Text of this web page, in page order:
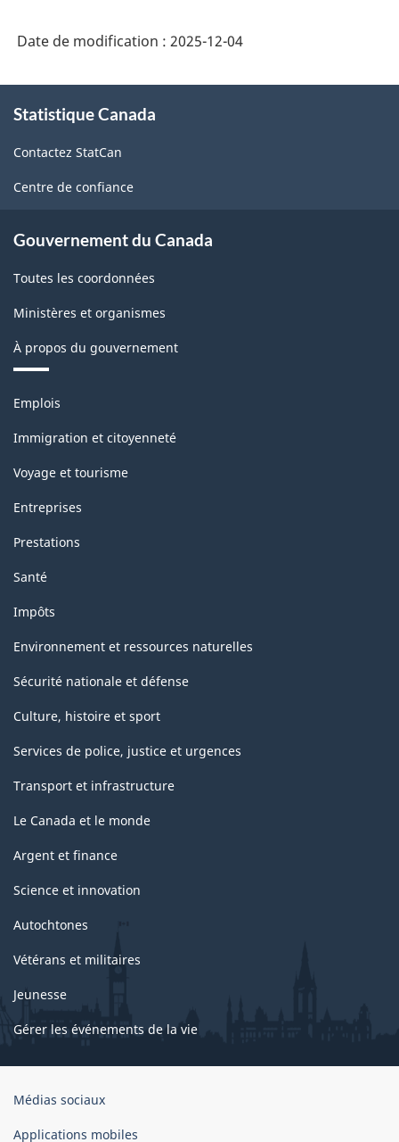
Date de modification : 2025-12-04
propos
ce
site
Statistique Canada
Contactez StatCan
Centre de confiance
Gouvernement du Canada
Toutes les coordonnées
Ministères et organismes
À propos du gouvernement
Thèmes
sujets
Emplois
Immigration et citoyenneté
Voyage et tourisme
Entreprises
Prestations
Santé
Impôts
Environnement et ressources naturelles
Sécurité nationale et défense
Culture, histoire et sport
Services de police, justice et urgences
Transport et infrastructure
Le Canada et le monde
Argent et finance
Science et innovation
Autochtones
Vétérans et militaires
Jeunesse
Gérer les événements de la vie
Organisation
gouvernement
Médias sociaux
Applications mobiles